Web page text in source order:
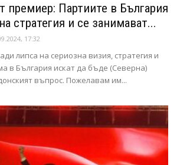
премиер: Партиите в България
стратегия и се занимават...
17:32
липса на сериозна визия, стратегия и
в България искат да бъде (Северна)
въпрос. Пожелавам им...